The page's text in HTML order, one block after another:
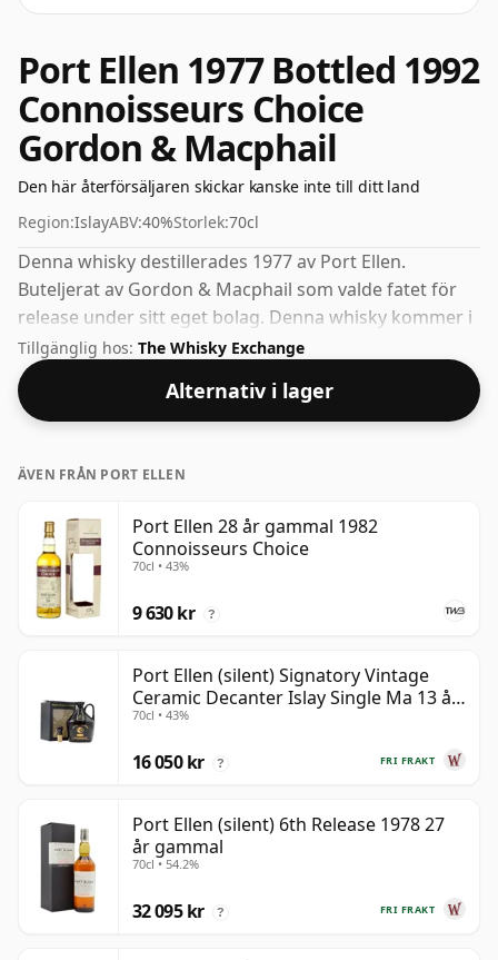
Port Ellen 1977 Bottled 1992
Connoisseurs Choice
Gordon & Macphail
Den här återförsäljaren skickar kanske inte till ditt land
Region:IslayABV:40%Storlek:70cl
Denna whisky destillerades 1977 av Port Ellen.
Buteljerat av Gordon & Macphail som valde fatet för
release under sitt eget bolag. Denna whisky kommer i
en 70cl flaska och buteljerades med en styrka på 40%.
Tillgänglig hos: The Whisky Exchange
Alternativ i lager
ÄVEN FRÅN PORT ELLEN
Port Ellen 28 år gammal 1982
Connoisseurs Choice
70cl • 43%
9 630 kr ?
Port Ellen (silent) Signatory Vintage
Ceramic Decanter Islay Single Ma 13 år
gammal
70cl • 43%
FRI FRAKT
16 050 kr ?
Port Ellen (silent) 6th Release 1978 27
år gammal
70cl • 54.2%
FRI FRAKT
32 095 kr ?